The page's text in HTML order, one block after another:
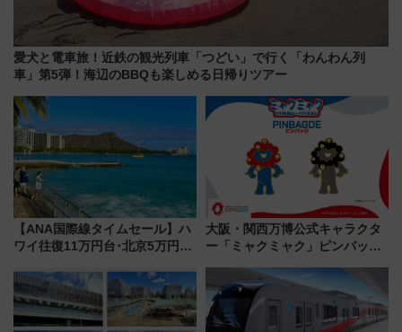
愛犬と電車旅！近鉄の観光列車「つどい」で行く「わんわん列
車」第5弾！海辺のBBQも楽しめる日帰りツアー
【ANA国際線タイムセール】ハ
ワイ往復11万円台･北京5万円台
来春のGW旅行まで狙える激ア
ツ路線まとめ（8/10まで）
大阪・関西万博公式キャラクタ
ー「ミャクミャク」ピンバッジ
中旬発売